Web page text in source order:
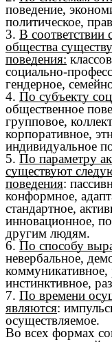
поведение,
политическое,
3. В соответствии
общества
поведения:
социально-
гендерное,
4. По субъекту
общественное
групповое,
корпоративное,
индивидуальное
5. По параметру
существуют
поведения:
конформное,
стандартное,
инновационное,
другим людям.
6. По способу
невербальное,
коммуникативное,
инстинктивное,
7. По времени
являются:
осуществляемое.
Во всех формах